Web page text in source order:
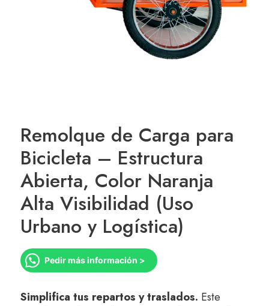
Remolque de Carga para
Bicicleta – Estructura
Abierta, Color Naranja
Alta Visibilidad (Uso
Urbano y Logística)
Pedir más información >
Simplifica tus repartos y traslados. Este